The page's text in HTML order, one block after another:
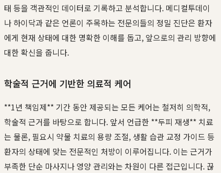
태 등을 객관적인 데이터로 기록하고 분석합니다. 메디컬투데이
나 하이닥과 같은 언론이 주목하는 전문의들의 정밀 진단은 환자
에게 현재 상태에 대한 명확한 이해를 돕고, 앞으로의 관리 방향에
대한 확신을 줍니다.
학술적 근거에 기반한 의료적 케어
**1년 책임제** 기간 동안 제공되는 모든 케어는 철저히 의학적,
학술적 근거를 바탕으로 합니다. 앞서 언급한 **두피 재생** 치료
는 물론, 필요시 약물 치료의 용량 조절, 생활 습관 교정 가이드 등
환자의 상태에 맞는 전문적인 처방이 이루어집니다. 이는 근거가
부족한 단순 마사지나 영양 관리와는 차원이 다른 접근입니다. 끊